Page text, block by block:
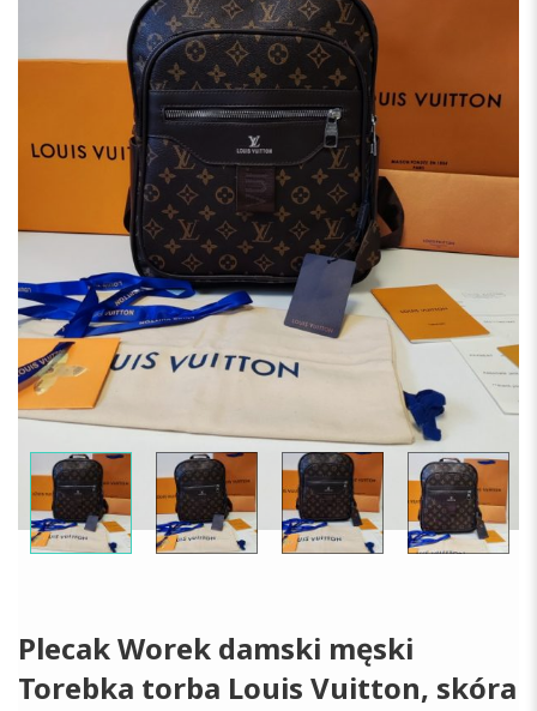
Plecak Worek damski męski
Torebka torba Louis Vuitton, skóra